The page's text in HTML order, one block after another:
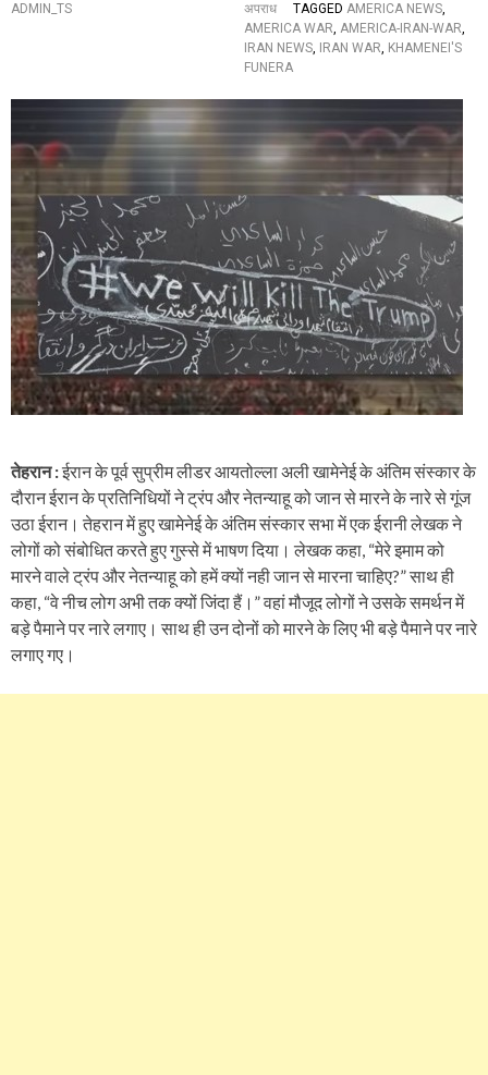
ADMIN_TS
अपराध
TAGGED AMERICA NEWS,
AMERICA WAR, AMERICA-IRAN-WAR,
IRAN NEWS, IRAN WAR, KHAMENEI'S
FUNERA
तेहरान :ईरान के पूर्व सुप्रीम लीडर आयतोल्ला अली खामेनेई के अंतिम संस्कार के
दौरान ईरान के प्रतिनिधियों ने ट्रंप और नेतन्याहू को जान से मारने के नारे से गूंज
उठा ईरान। तेहरान में हुए खामेनेई के अंतिम संस्कार सभा में एक ईरानी लेखक ने
लोगों को संबोधित करते हुए गुस्से में भाषण दिया। लेखक कहा, “मेरे इमाम को
मारने वाले ट्रंप और नेतन्याहू को हमें क्यों नही जान से मारना चाहिए?” साथ ही
कहा, “वे नीच लोग अभी तक क्यों जिंदा हैं।” वहां मौजूद लोगों ने उसके समर्थन में
बड़े पैमाने पर नारे लगाए। साथ ही उन दोनों को मारने के लिए भी बड़े पैमाने पर नारे
लगाए गए।